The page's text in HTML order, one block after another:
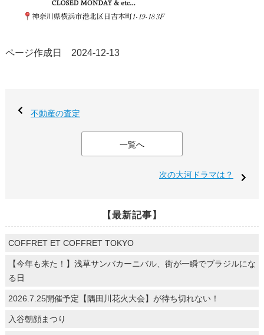
ページ作成日 2024-12-13
不動産の査定
一覧へ
次の大河ドラマは？
【最新記事】
COFFRET ET COFFRET TOKYO
【今年も来た！】浅草サンバカーニバル、街が一瞬でブラジルにな
る日
2026.7.25開催予定【隅田川花火大会】が待ち切れない！
入谷朝顔まつり